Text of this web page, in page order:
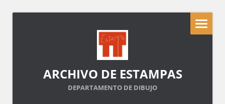
ARCHIVO DE ESTAMPAS
DEPARTAMENTO DE DIBUJO